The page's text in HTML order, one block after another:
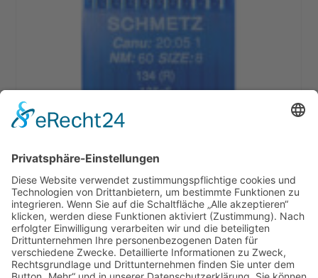
Schmetz Maschinennnadeln 134R
3,95 €
Ausführung wählen